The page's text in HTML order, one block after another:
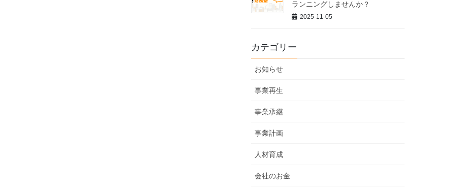
ランニングしませんか？
2025-11-05
カテゴリー
お知らせ
事業再生
事業承継
事業計画
人材育成
会社のお金